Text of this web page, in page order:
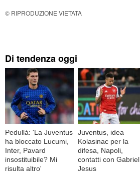
© RIPRODUZIONE VIETATA
Di tendenza oggi
Pedullà: 'La Juventus
ha bloccato Lucumi,
Inter, Pavard
insostituibile? Mi
risulta altro'
Juventus, idea
Kolasinac per la
difesa, Napoli,
contatti con Gabriel
Jesus